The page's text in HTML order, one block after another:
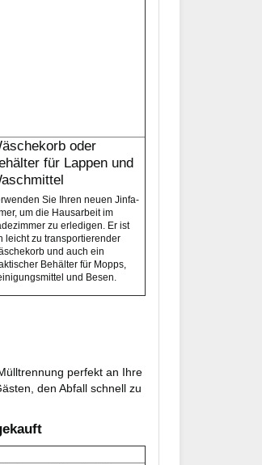
oder
für Lappen und
Sie Ihren neuen Jinfa-
um die Hausarbeit im
zu erledigen. Er ist
leicht zu transportierender
und auch ein
Behälter für Mopps,
und Besen.
perfekt an Ihre
den Abfall schnell zu